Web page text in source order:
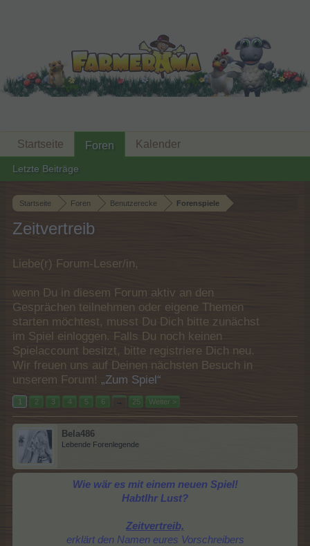
Startseite Foren Benutzerecke Forenspiele
Zeitvertreib
Liebe(r) Forum-Leser/in,
wenn Du in diesem Forum aktiv an den
Gesprächen teilnehmen oder eigene Themen
starten möchtest, musst Du Dich bitte zunächst
im Spiel einloggen. Falls Du noch keinen
Spielaccount besitzt, bitte registriere Dich neu.
Wir freuen uns auf Deinen nächsten Besuch in
unserem Forum! „Zum Spiel“
1 2 3 4 5 6 → 25 Weiter >
Bela486
Lebende Forenlegende
Wie wär es mit einem neuen Spiel!
HabtIhr Lust?
Zeitvertreib,
erklärt den Namen eures Vorschreibers
Startseite Foren
Letzte Beiträge
Kalender